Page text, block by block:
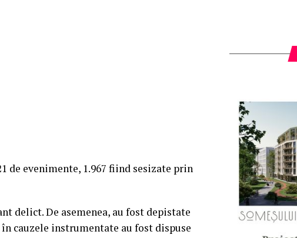
evenimente, 1.967 fiind sesizate prin
delict. De asemenea, au fost depistate
cauzele instrumentate au fost dispuse